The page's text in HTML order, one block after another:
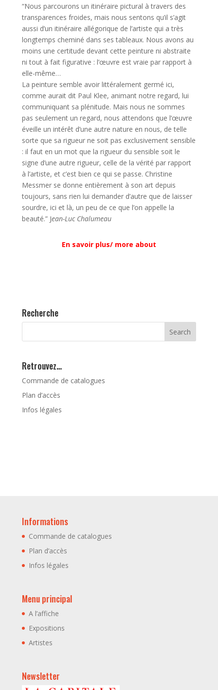
“Nous parcourons un itinéraire pictural à travers des
transparences froides, mais nous sentons qu’il s’agit
aussi d’un itinéraire allégorique de l’artiste qui a très
longtemps cheminé dans ses tableaux. Nous avons au
moins une certitude devant cette peinture ni abstraite
ni tout à fait figurative : l’œuvre est vraie par rapport à
elle-même…
La peinture semble avoir littéralement germé ici,
comme aurait dit Paul Klee, animant notre regard, lui
communiquant sa plénitude. Mais nous ne sommes
pas seulement un regard, nous attendons que l’œuvre
éveille un intérêt d’une autre nature en nous, de telle
sorte que sa rigueur ne soit pas exclusivement sensible
: il faut en un mot que la rigueur du sensible soit le
signe d’une autre rigueur, celle de la vérité par rapport
à l’artiste, et c’est bien ce qui se passe. Christine
Messmer se donne entièrement à son art depuis
toujours, sans rien lui demander d’autre que de laisser
sourdre, ici et là, un peu de ce que l’on appelle la
beauté.” Jean-Luc Chalumeau
En savoir plus/ more about
Recherche
Retrouvez…
Commande de catalogues
Plan d’accès
Infos légales
Informations
Commande de catalogues
Plan d’accès
Infos légales
Menu principal
A l’affiche
Expositions
Artistes
Newsletter